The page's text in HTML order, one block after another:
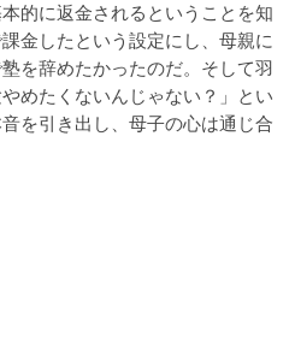
的に返金されるということを知
金したという設定にし、母親に
を辞めたかったのだ。そして羽
めたくないんじゃない？」とい
を引き出し、母子の心は通じ合